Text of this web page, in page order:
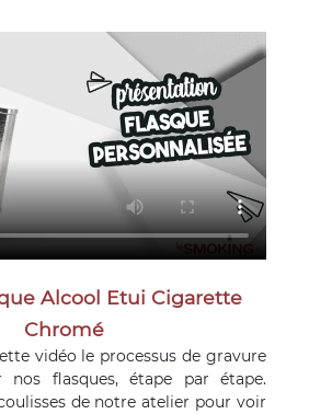
Alcool Etui Cigarette
Chromé
vidéo le processus de gravure
nos flasques, étape par étape.
de notre atelier pour voir